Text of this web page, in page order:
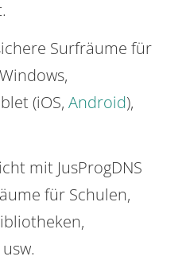
Surfräume für
(iOS, Android),
mit JusProgDNS
für Schulen,